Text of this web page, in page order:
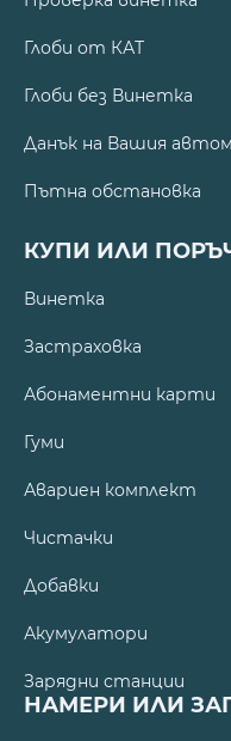
Глоби от КАТ
Глоби без Винетка
Данък на Вашия
Пътна обстановка
КУПИ ИЛИ
Винетка
Застраховка
Абонаментни карти
Гуми
Авариен комплект
Чистачки
Добавки
Акумулатори
Зарядни станции
НАМЕРИ ИЛИ